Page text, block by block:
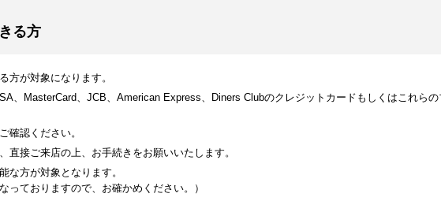
る方
方が対象になります。
、MasterCard、JCB、American Express、Diners Clubのクレジットカードもしくはこれらの
確認ください。
直接ご来店の上、お手続きをお願いいたします。
な方が対象となります。
っておりますので、お確かめください。）